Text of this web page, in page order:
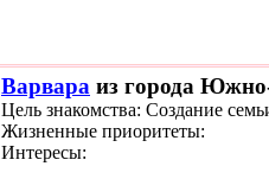
Варвара из города
Цель знакомства: Создание
Жизненные приоритеты:
Интересы: